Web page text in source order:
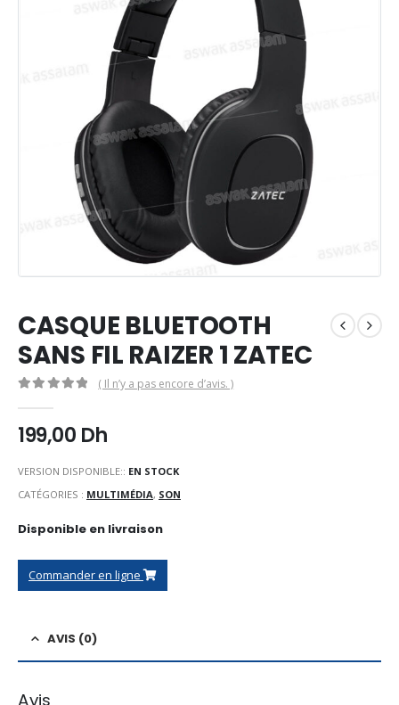
CASQUE BLUETOOTH
SANS FIL RAIZER 1 ZATEC
( Il n’y a pas encore d’avis. )
199,00 Dh
VERSION DISPONIBLE:: EN STOCK
CATÉGORIES : MULTIMÉDIA, SON
Disponible en livraison
Commander en ligne
AVIS (0)
Avis